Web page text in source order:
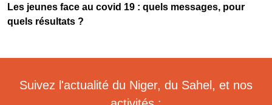
Les jeunes face au covid 19 : quels messages, pour
quels résultats ?
Suivez l'actualité du Niger, du Sahel, et nos